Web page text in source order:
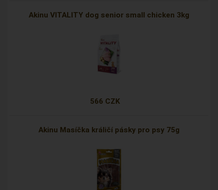
Akinu VITALITY dog senior small chicken 3kg
566 CZK
Akinu Masíčka králičí pásky pro psy 75g